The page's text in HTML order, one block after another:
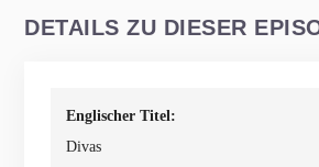
DETAILS ZU DIESER
Englischer Titel:
Divas